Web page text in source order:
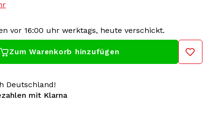
vor 16:00 uhr werktags, heute verschickt.
Zum Warenkorb hinzufügen
Deutschland!
mit Klarna
Hardcore mit dieser 100 % Hardcore-Festivalflagge